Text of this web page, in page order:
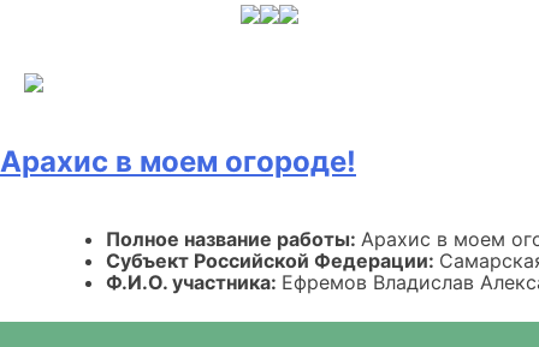
Арахис в моем огороде!
Полное название работы: Арахис в моем
Субъект Российской Федерации:
Ф.И.О. участника: Ефремов Владислав